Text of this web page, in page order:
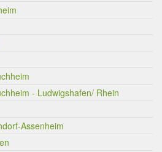
- Ludwigshafen/ Rhein
Assenheim